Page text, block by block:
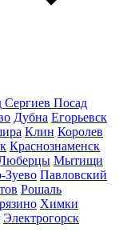
Сергиев Посад
Дубна Егорьевск
Клин Королев
Краснознаменск
Мытищи
Зуево Павловский
Рошаль
Химки
Электрогорск